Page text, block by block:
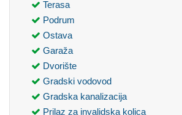
Terasa
Podrum
Ostava
Garaža
Dvorište
Gradski vodovod
Gradska kanalizacija
Prilaz za invalidska kolica